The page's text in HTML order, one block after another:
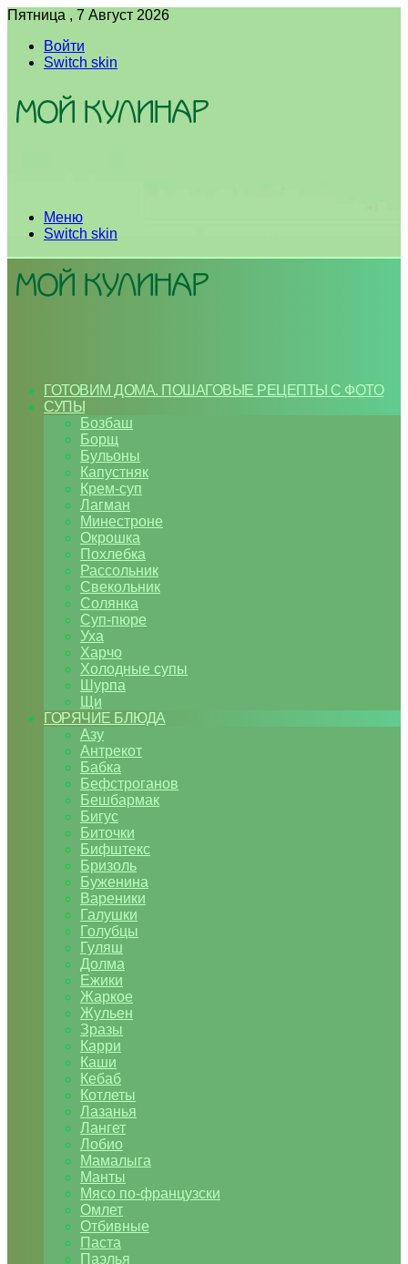
Пятница , 7 Август 2026
Войти
Switch skin
Меню
Switch skin
ГОТОВИМ ДОМА. ПОШАГОВЫЕ РЕЦЕПТЫ С ФОТО
СУПЫ
Бозбаш
Борщ
Бульоны
Капустняк
Крем-суп
Лагман
Минестроне
Окрошка
Похлебка
Рассольник
Свекольник
Солянка
Суп-пюре
Уха
Харчо
Холодные супы
Шурпа
Щи
ГОРЯЧИЕ БЛЮДА
Азу
Антрекот
Бабка
Бефстроганов
Бешбармак
Бигус
Биточки
Бифштекс
Бризоль
Буженина
Вареники
Галушки
Голубцы
Гуляш
Долма
Ежики
Жаркое
Жульен
Зразы
Карри
Каши
Кебаб
Котлеты
Лазанья
Лангет
Лобио
Мамалыга
Манты
Мясо по-французски
Омлет
Отбивные
Паста
Паэлья